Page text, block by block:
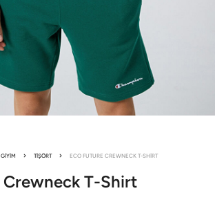
GIYIM TIŞÖRT ECO FUTURE CREWNECK T-SHIRT
Crewneck T-Shirt